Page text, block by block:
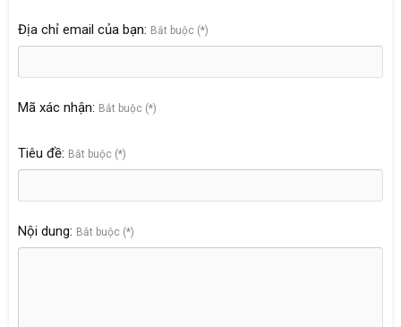
Địa chỉ email của bạn Bắt buộc (*)
Mã xác nhận Bắt buộc (*)
Tiêu đề Bắt buộc (*)
Nội dung Bắt buộc (*)